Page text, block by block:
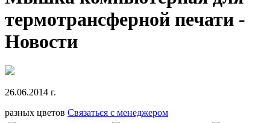
термотрансферной печати -
Новости
26.06.2014 г.
разных цветов Связаться с менеджером